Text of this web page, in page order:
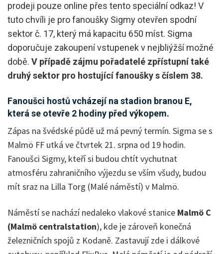
prodeji pouze online přes tento speciální odkaz! V
tuto chvíli je pro fanoušky Sigmy otevřen spodní
sektor č. 17, který má kapacitu 650 míst. Sigma
doporučuje zakoupení vstupenek v nejbliýžší možné
době. V případě zájmu pořadatelé zpřístupní také
druhý sektor pro hostující fanoušky s číslem 38.
Fanoušci hostů vcházejí na stadion branou E,
která se otevře 2 hodiny před výkopem.
Zápas na švédské půdě už má pevný termín. Sigma se s
Malmö FF utká ve čtvrtek 21. srpna od 19 hodin.
Fanoušci Sigmy, kteří si budou chtít vychutnat
atmosféru zahraničního výjezdu se vším všudy, budou
mít sraz na Lilla Torg (Malé náměstí) v Malmö.
Náměstí se nachází nedaleko vlakové stanice Malmö C
(Malmö centralstation), kde je zároveň konečná
železničních spojů z Kodaně. Zastavují zde i dálkové